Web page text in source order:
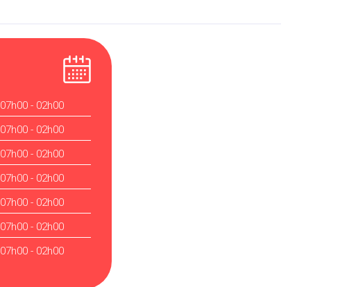
07h00 - 02h00
07h00 - 02h00
07h00 - 02h00
07h00 - 02h00
07h00 - 02h00
07h00 - 02h00
07h00 - 02h00